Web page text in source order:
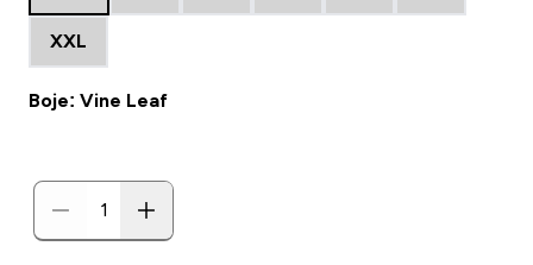
XXL
Boje: Vine Leaf